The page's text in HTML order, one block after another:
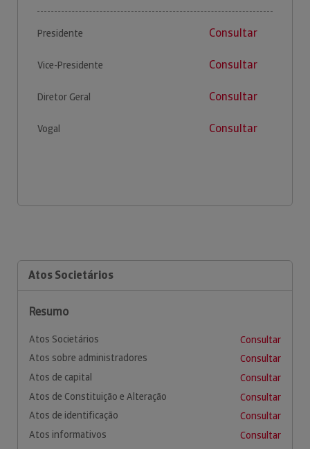
Presidente Consultar
Vice-Presidente Consultar
Diretor Geral Consultar
Vogal Consultar
Atos Societários
Resumo
Atos Societários
Consultar
Atos sobre administradores
Consultar
Atos de capital
Consultar
Atos de Constituição e Alteração
Consultar
Atos de identificação
Consultar
Atos informativos
Consultar